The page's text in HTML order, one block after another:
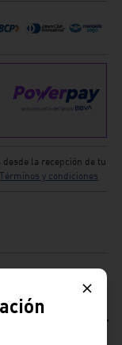
la recepción de tu
Términos y condiciones